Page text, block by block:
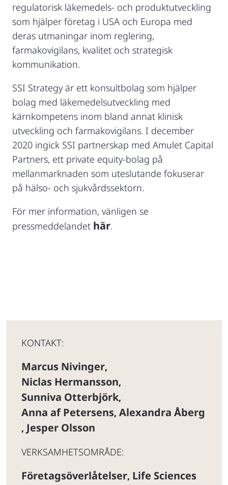
regulatorisk läkemedels- och produktutveckling
som hjälper företag i USA och Europa med
deras utmaningar inom reglering,
farmakovigilans, kvalitet och strategisk
kommunikation.
SSI Strategy är ett konsultbolag som hjälper
bolag med läkemedelsutveckling med
kärnkompetens inom bland annat klinisk
utveckling och farmakovigilans. I december
2020 ingick SSI partnerskap med Amulet Capital
Partners, ett private equity-bolag på
mellanmarknaden som uteslutande fokuserar
på hälso- och sjukvårdssektorn.
För mer information, vänligen se
pressmeddelandet här.
KONTAKT:
Marcus Nivinger,
Niclas Hermansson,
Sunniva Otterbjörk,
Anna af Petersens, Alexandra Åberg
, Jesper Olsson
VERKSAMHETSOMRÅDE:
Företagsöverlåtelser, Life Sciences